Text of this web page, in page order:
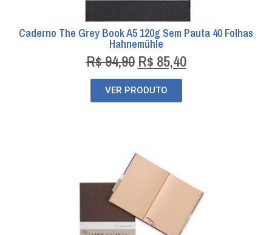
Caderno The Grey Book A5 120g Sem Pauta 40 Folhas
Hahnemühle
R$94,90 R$ 85,40
VER PRODUTO